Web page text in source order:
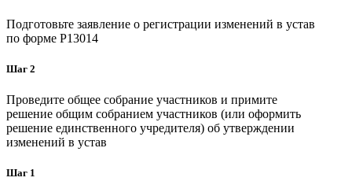
Подготовьте заявление о регистрации изменений в устав
по форме P13014
Шаг 2
Проведите общее собрание участников и примите
решение общим собранием участников (или оформить
решение единственного учредителя) об утверждении
изменений в устав
Шаг 1